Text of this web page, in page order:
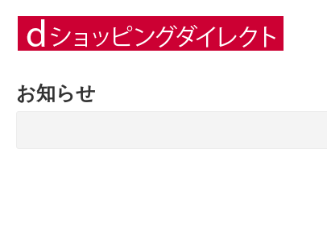
お知らせ